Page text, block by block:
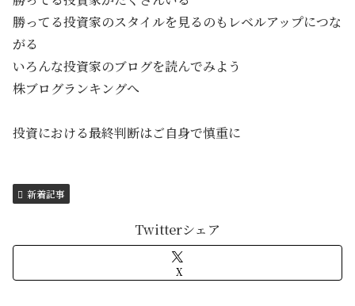
勝ってる投資家のスタイルを見るのもレベルアップにつな
がる
いろんな投資家のブログを読んでみよう
株ブログランキングへ
投資における最終判断はご自身で慎重に
新着記事
Twitterシェア
X